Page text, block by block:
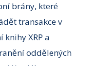
brány, které
transakce v
XRP a
oddělených